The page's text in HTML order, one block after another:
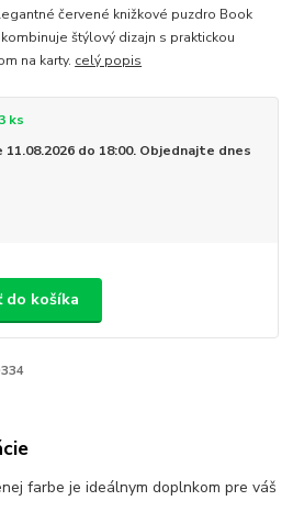
červené knižkové puzdro Book
štýlový dizajn s praktickou
na karty. celý popis
ks
11.08.2026 do 18:00. Objednajte dnes
do košíka
farbe je ideálnym doplnkom pre váš